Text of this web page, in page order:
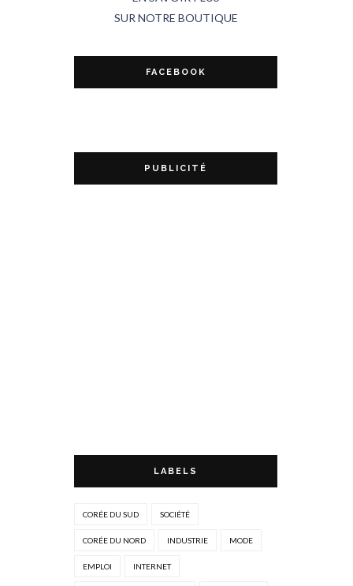
SUR NOTRE BOUTIQUE
FACEBOOK
PUBLICITÉ
LABELS
CORÉE DU SUD SOCIÉTÉ
CORÉE DU NORD INDUSTRIE MODE
EMPLOI INTERNET